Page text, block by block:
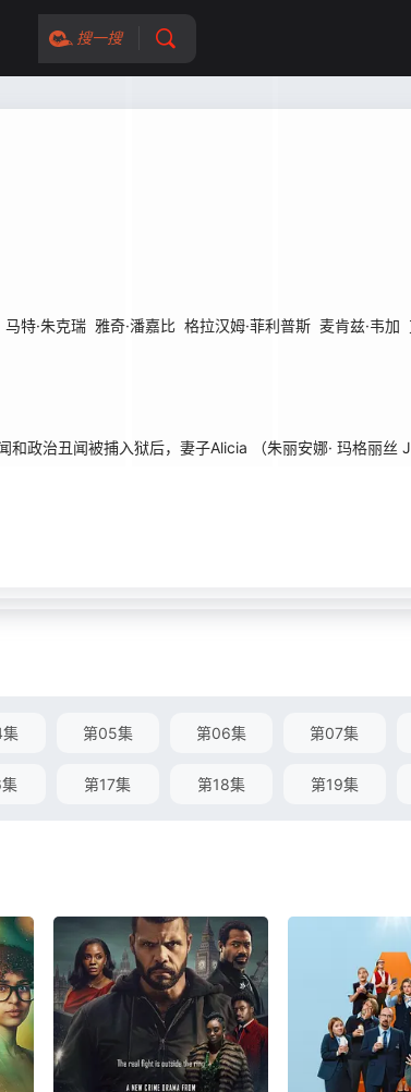
搜一搜
马特·朱克瑞 雅奇·潘嘉比 格拉汉姆·菲利普斯 麦肯兹·韦加
治丑闻被捕入狱后，妻子Alicia （朱丽安娜· 玛格丽丝
第05集 第06集 第07集
第17集 第18集 第19集